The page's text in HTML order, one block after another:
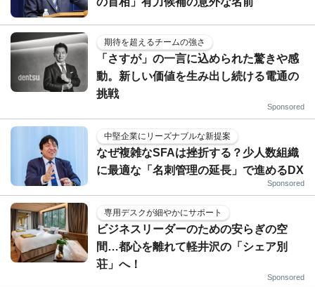
期待を超えるチームの強さ
「さすが」の一言に込められた驚きや感
動。新しい価値を生み出し続ける電通の
挑戦
Sponsored
中堅企業にリーズナブルな新提案
なぜ複雑なSFAは挫折する？少人数組織
に最適な「名刺管理の延長」で進めるDX
Sponsored
専用デスクが細やかにサポート
ビジネスリーダーのための安らぎの空
間…都心を離れて軽井沢の「シェア別
荘」へ！
Sponsored